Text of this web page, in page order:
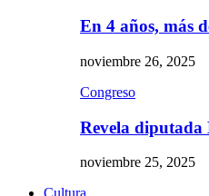
En 4 años, más
noviembre 26, 2025
Congreso
Revela
noviembre 25, 2025